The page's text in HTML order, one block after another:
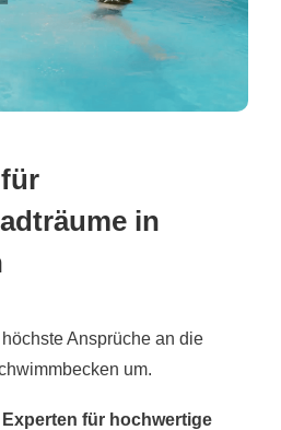
in
Ansprüche an die
um.
Experten für hochwertige